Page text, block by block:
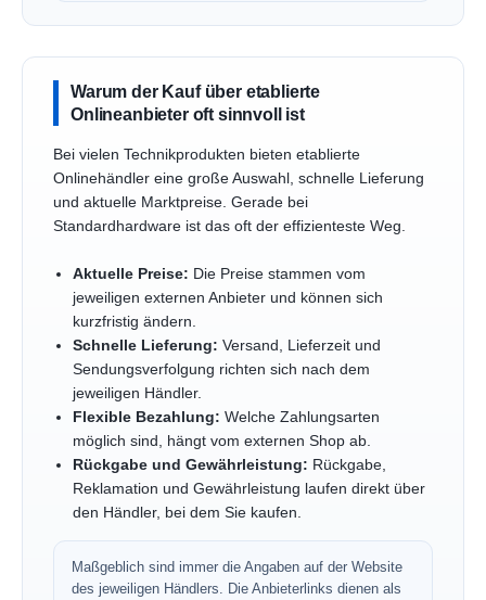
Warum der Kauf über etablierte
Onlineanbieter oft sinnvoll ist
Bei vielen Technikprodukten bieten etablierte
Onlinehändler eine große Auswahl, schnelle Lieferung
und aktuelle Marktpreise. Gerade bei
Standardhardware ist das oft der effizienteste Weg.
Aktuelle Preise: Die Preise stammen vom
jeweiligen externen Anbieter und können sich
kurzfristig ändern.
Schnelle Lieferung: Versand, Lieferzeit und
Sendungsverfolgung richten sich nach dem
jeweiligen Händler.
Flexible Bezahlung: Welche Zahlungsarten
möglich sind, hängt vom externen Shop ab.
Rückgabe und Gewährleistung: Rückgabe,
Reklamation und Gewährleistung laufen direkt über
den Händler, bei dem Sie kaufen.
Maßgeblich sind immer die Angaben auf der Website
des jeweiligen Händlers. Die Anbieterlinks dienen als